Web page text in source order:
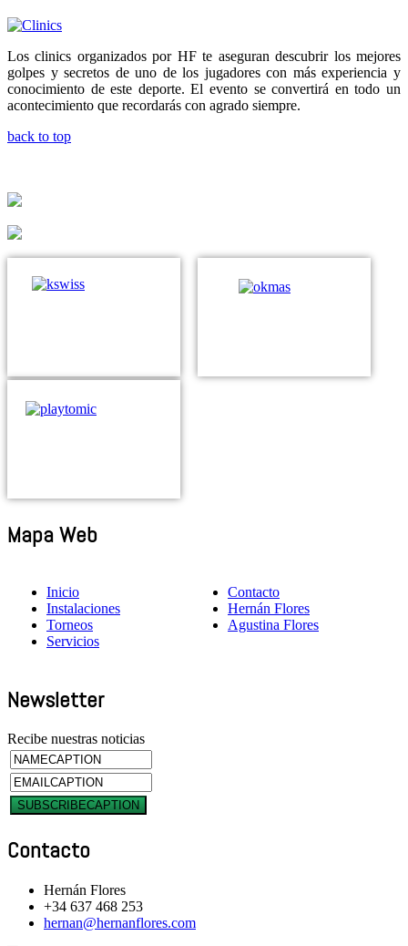
Los clinics organizados por HF te aseguran descubrir los mejores
golpes y secretos de uno de los jugadores con más experiencia y
conocimiento de este deporte. El evento se convertirá en todo un
acontecimiento que recordarás con agrado siempre.
back to top
Mapa Web
Inicio
Instalaciones
Torneos
Servicios
Contacto
Hernán Flores
Agustina Flores
Newsletter
Recibe nuestras noticias
Contacto
Hernán Flores
+34 637 468 253
hernan@hernanflores.com